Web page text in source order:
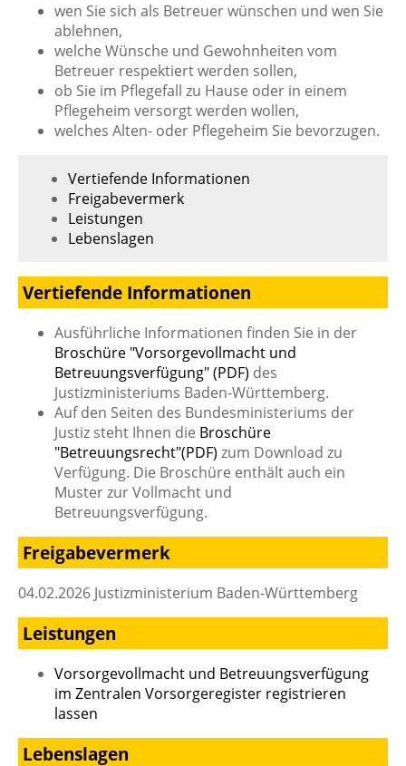
wen Sie sich als Betreuer wünschen und wen Sie
ablehnen,
welche Wünsche und Gewohnheiten vom
Betreuer respektiert werden sollen,
ob Sie im Pflegefall zu Hause oder in einem
Pflegeheim versorgt werden wollen,
welches Alten- oder Pflegeheim Sie bevorzugen.
Vertiefende Informationen
Freigabevermerk
Leistungen
Lebenslagen
Vertiefende Informationen
Ausführliche Informationen finden Sie in der
Broschüre "Vorsorgevollmacht und
Betreuungsverfügung" (PDF) des
Justizministeriums Baden-Württemberg.
Auf den Seiten des Bundesministeriums der
Justiz steht Ihnen die Broschüre
"Betreuungsrecht"(PDF) zum Download zu
Verfügung. Die Broschüre enthält auch ein
Muster zur Vollmacht und
Betreuungsverfügung.
Freigabevermerk
04.02.2026 Justizministerium Baden-Württemberg
Leistungen
Vorsorgevollmacht und Betreuungsverfügung
im Zentralen Vorsorgeregister registrieren
lassen
Lebenslagen